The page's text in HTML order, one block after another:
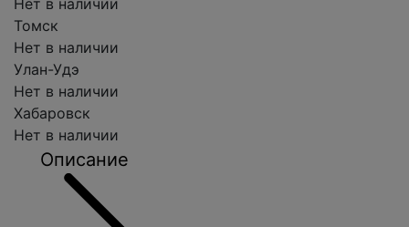
Нет в наличии
Томск
Нет в наличии
Улан-Удэ
Нет в наличии
Хабаровск
Нет в наличии
Описание